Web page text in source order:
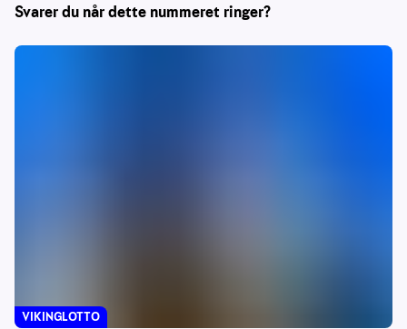
Svarer du når dette nummeret ringer?
VIKINGLOTTO